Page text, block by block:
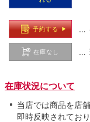
予約する …
在庫なし …
在庫状況について
当店では商品を店
即時反映されており